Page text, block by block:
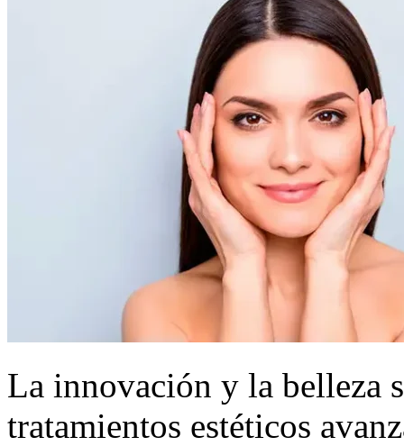
La innovación y la belleza
tratamientos estéticos